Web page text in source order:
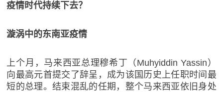
疫情时代持续下去？
漩涡中的东南亚疫情
上个月，马来西亚总理穆希丁（Muhyiddin Yassin）
向最高元首提交了辞呈，成为该国历史上任职时间最
短的总理。结束混乱的任期，整个马来西亚依旧身处